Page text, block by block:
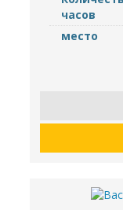
часов
место